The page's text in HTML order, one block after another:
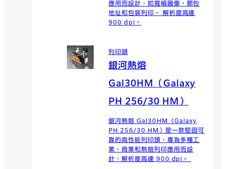
應用而設計，如寬幅圖像、郵包
地址和包裝列印。 解析度高達
900 dpi。
列印頭
銀河熱熔
Gal30HM（Galaxy
PH 256/30 HM）
銀河熱熔 Gal30HM（Galaxy
PH 256/30 HM）是一款堅固可
靠的高性能列印頭，專為多種工
業、商業和熱熔列印應用而設
計，解析度高達 900 dpi。